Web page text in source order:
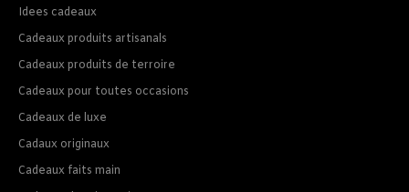
Idees cadeaux
Cadeaux produits artisanals
Cadeaux produits de terroire
Cadeaux pour toutes occasions
Cadeaux de luxe
Cadaux originaux
Cadeaux faits main